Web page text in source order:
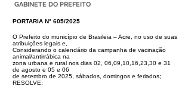
GABINETE DO PREFEITO
PORTARIA N° 605/2025
O Prefeito do município de Brasileia – Acre, no uso de suas
atribuições legais e,
Considerando o calendário da campanha de vacinação
animal/antirrábica na
zona urbana e rural nos dias 02, 06,09,10,16,23,30 e 31
de agosto e 05 e 06
de setembro de 2025, sábados, domingos e feriados;
RESOLVE: